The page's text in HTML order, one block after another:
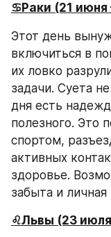
♋️Раки (21
Этот день
включиться в
их ловко
задачи. Суета
дня есть
полезного. Это
спортом,
активных
здоровье.
забыта и
♌️Львы (23